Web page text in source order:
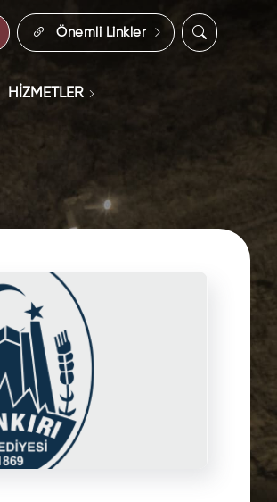
Önemli Linkler
HİZMETLER